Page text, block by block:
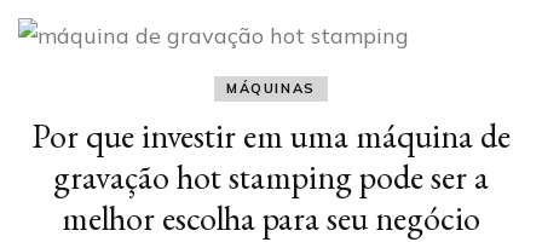
MÁQUINAS
Por que investir em uma máquina de
gravação hot stamping pode ser a
melhor escolha para seu negócio